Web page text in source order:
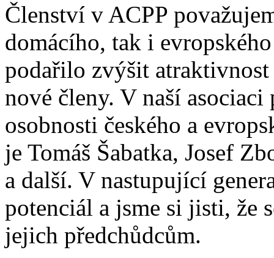
Členství v ACPP
domácího, tak i
podařilo zvýšit
nové členy. V naší
osobnosti českého a
je Tomáš Šabatka, Josef
a další. V nastupující
potenciál a jsme si jisti, že
jejich předchůdcům.